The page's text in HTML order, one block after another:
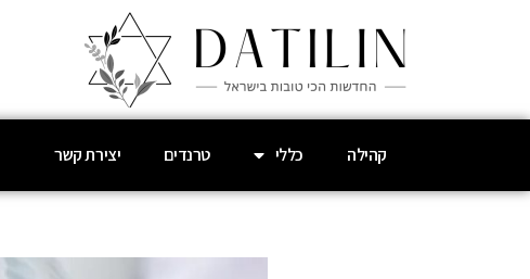
קהילה כללי טרנדים יצירת קשר